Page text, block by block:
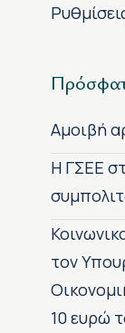
Αμοιβή
H ΓΣΕΕ
τον
10 ευρώ